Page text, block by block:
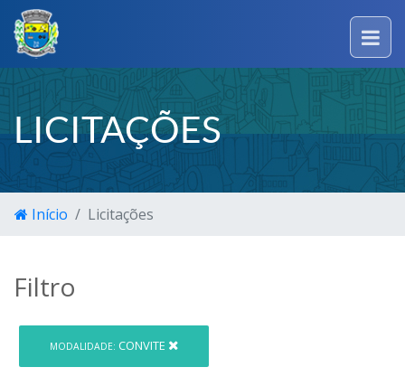
LICITAÇÕES
Início Licitações
Filtro
MODALIDADE: CONVITE